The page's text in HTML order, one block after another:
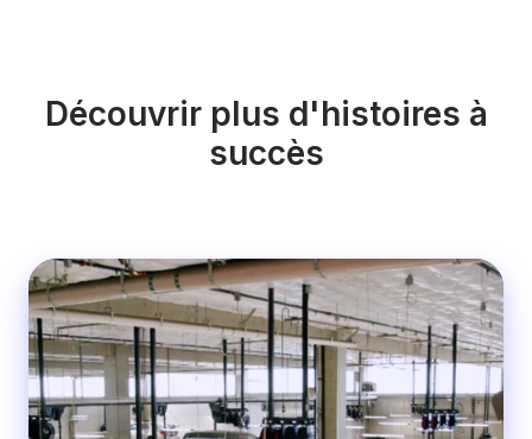
Découvrir plus d'histoires à
succès
Honda
&
Toyota
de
Seattle